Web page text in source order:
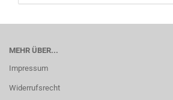
MEHR ÜBER...
Impressum
Widerrufsrecht